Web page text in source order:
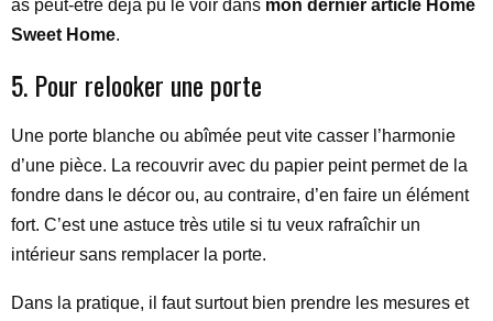
as peut-être déjà pu le voir dans mon dernier article Home
Sweet Home.
5. Pour relooker une porte
Une porte blanche ou abîmée peut vite casser l’harmonie
d’une pièce. La recouvrir avec du papier peint permet de la
fondre dans le décor ou, au contraire, d’en faire un élément
fort. C’est une astuce très utile si tu veux rafraîchir un
intérieur sans remplacer la porte.
Dans la pratique, il faut surtout bien prendre les mesures et